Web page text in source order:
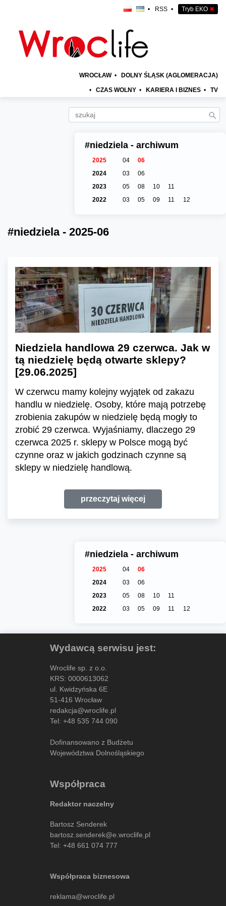
• RSS • Tryb EKO ✖
WROCŁAW • DOLNY ŚLĄSK (AGLOMERACJA)
• CZAS WOLNY • KARIERA I BIZNES • TV
#niedziela - archiwum
2025 04
06
2024
03
06
2023
05 08 10
11
2022
03 05 09 11 12
#niedziela - 2025-06
Niedziela handlowa 29 czerwca. Jak w
tą niedzielę będą otwarte sklepy?
[29.06.2025]
W czerwcu mamy kolejny wyjątek od zakazu
handlu w niedzielę. Osoby, które mają potrzebę
zrobienia zakupów w niedzielę będą mogły to
zrobić 29 czerwca. Wyjaśniamy, dlaczego 29
czerwca 2025 r. sklepy w Polsce mogą być
czynne oraz w jakich godzinach czynne są
sklepy w niedzielę handlową.
przeczytaj więcej
#niedziela - archiwum
2025 04
06
2024
03
06
2023
05 08 10
11
2022
03 05 09 11 12
Wydawcą serwisu jest:
Wroclife sp. z o.o.
KRS: 0000613062
ul. Kwidzyńska 6E
51-416 Wrocław
redakcja@wroclife.pl
Tel: +48 535 744 090
Dofinansowano z Budżetu
Województwa Dolnośląskiego
Współpraca
Redaktor naczelny
Bartosz Senderek
bartosz.senderek@e.wroclife.pl
Tel: +48 661 074 777
Współpraca biznesowa
reklama@wroclife.pl